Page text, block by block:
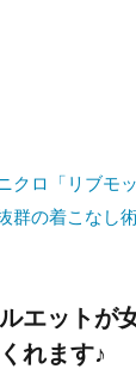
クロ「リブモ
群の着こなし
エットが
れます♪